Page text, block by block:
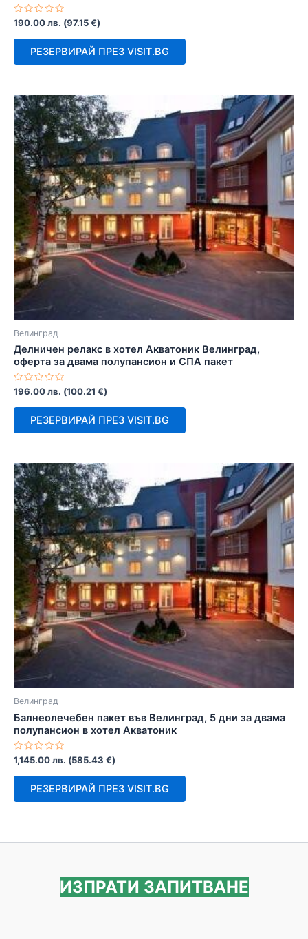
Оценено
с
0
190.00лв. (97.15€)
РЕЗЕРВИРАЙ ПРЕЗ VISIT.BG
Велинград
Делничен релакс в хотел Акватоник Велинград,
оферта за двама полупансион и СПА пакет
Оценено
с
0
196.00лв. (100.21 €)
РЕЗЕРВИРАЙ ПРЕЗ VISIT.BG
Велинград
Балнеолечебен пакет във Велинград, 5 дни за двама
полупансион в хотел Акватоник
Оценено
с
0
1,145.00лв. (585.43 €)
РЕЗЕРВИРАЙ ПРЕЗ VISIT.BG
ИЗПРАТИ ЗАПИТВАНЕ